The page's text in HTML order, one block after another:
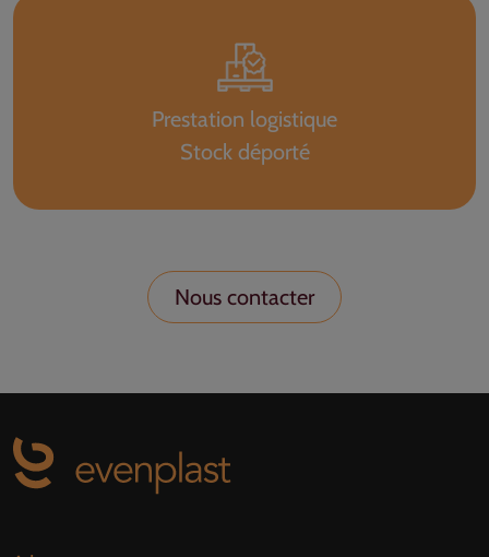
Prestation logistique
Stock déporté
Nous contacter